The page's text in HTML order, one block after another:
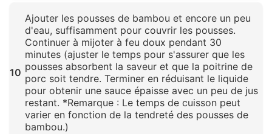
10
Ajouter les pousses de bambou et encore un peu
d'eau, suffisamment pour couvrir les pousses.
Continuer à mijoter à feu doux pendant 30
minutes (ajuster le temps pour s'assurer que les
pousses absorbent la saveur et que la poitrine de
porc soit tendre. Terminer en réduisant le liquide
pour obtenir une sauce épaisse avec un peu de jus
restant. *Remarque : Le temps de cuisson peut
varier en fonction de la tendreté des pousses de
bambou.)